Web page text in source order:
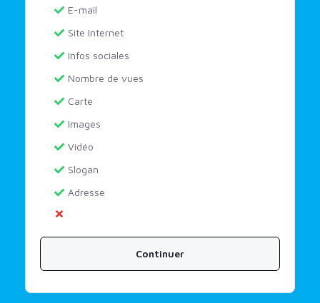
E-mail
Site Internet
Infos sociales
Nombre de vues
Carte
Images
Vidéo
Slogan
Adresse
Continuer